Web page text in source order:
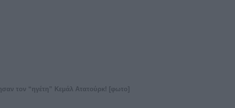
τον “ηγέτη” Κεμάλ Ατατούρκ! [φωτο]